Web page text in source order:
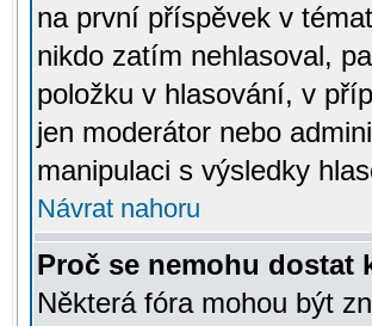
na první příspěvek v
nikdo zatím nehlasoval,
položku v hlasování, v
jen moderátor nebo
manipulaci s výsledky
Návrat nahoru
Proč se nemohu dostat
Některá fóra mohou být